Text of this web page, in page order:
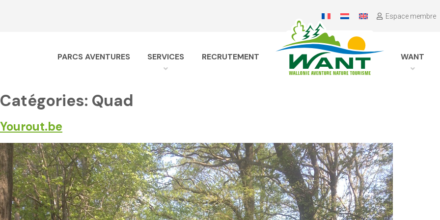
Espace membre
NavigationPARCS AVENTURES SERVICES RECRUTEMENT WANT
Contenu
principal
Catégories: Quad
Yourout.be